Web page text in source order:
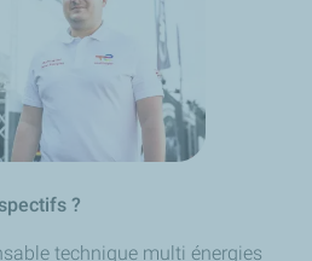
?
technique multi énergies